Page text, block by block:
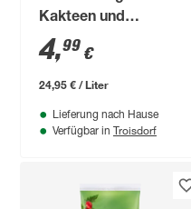
Kakteen und
Sukkulenten 200 ml
4,99 €
24,95 € / Liter
Lieferung nach Hause
Verfügbar in Troisdorf